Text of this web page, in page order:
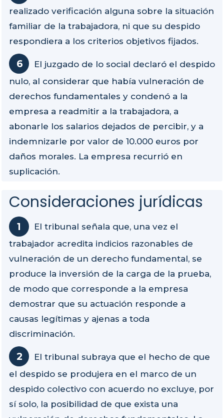
realizado verificación alguna sobre la situación
familiar de la trabajadora, ni que su despido
respondiera a los criterios objetivos fijados.
El juzgado de lo social declaró el despido
nulo, al considerar que había vulneración de
derechos fundamentales y condenó a la
empresa a readmitir a la trabajadora, a
abonarle los salarios dejados de percibir, y a
indemnizarle por valor de 10.000 euros por
daños morales. La empresa recurrió en
suplicación.
Consideraciones jurídicas
El tribunal señala que, una vez el
trabajador acredita indicios razonables de
vulneración de un derecho fundamental, se
produce la inversión de la carga de la prueba,
de modo que corresponde a la empresa
demostrar que su actuación responde a
causas legítimas y ajenas a toda
discriminación.
El tribunal subraya que el hecho de que
el despido se produjera en el marco de un
despido colectivo con acuerdo no excluye, por
sí solo, la posibilidad de que exista una